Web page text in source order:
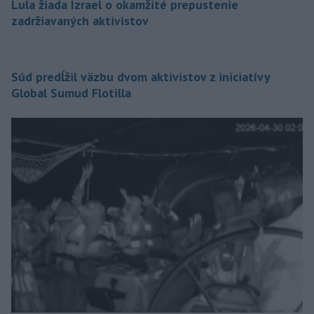
Lula žiada Izrael o okamžité prepustenie
zadržiavaných aktivistov
Súd predĺžil väzbu dvom aktivistov z iniciatívy
Global Sumud Flotilla